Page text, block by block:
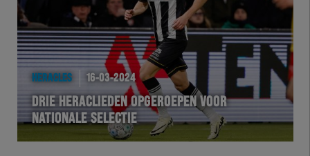
Wedstrijd
Heracles
BusinessClub
Foundation
HERACLES 16-03-2024
DRIE HERACLIEDEN OPGEROEPEN VOOR
NATIONALE SELECTIE